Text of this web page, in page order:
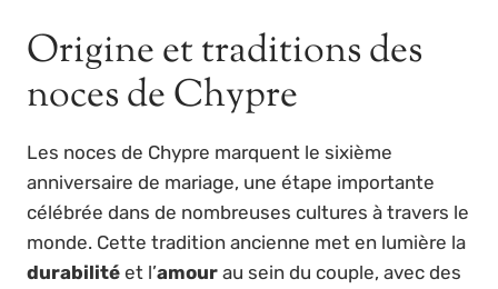
Origine et traditions des
noces de Chypre
Les noces de Chypre marquent le sixième
anniversaire de mariage, une étape importante
célébrée dans de nombreuses cultures à travers le
monde. Cette tradition ancienne met en lumière la
durabilité et l’amour au sein du couple, avec des